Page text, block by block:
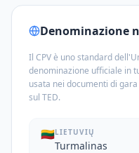
Denominazione
Il CPV è uno standard
denominazione ufficiale in
usata nei documenti di
sul TED.
🇱🇹LIETUVIŲ
Turmalinas